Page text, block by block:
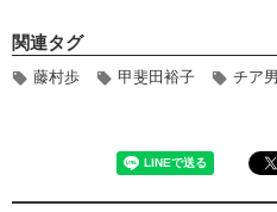
関連タグ
藤村歩 甲斐田裕子 チア